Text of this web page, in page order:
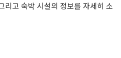
리고 숙박 시설의 정보를 자세히 소